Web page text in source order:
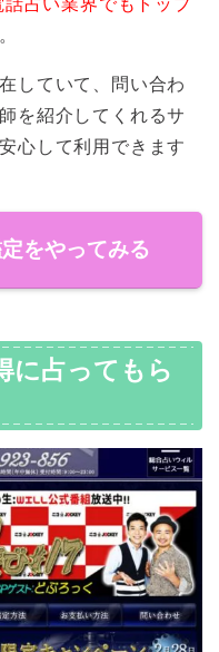
占い業界でもトップ
していて、問い合わ
を紹介してくれるサ
心して利用できます
をやってみる
に占ってもら